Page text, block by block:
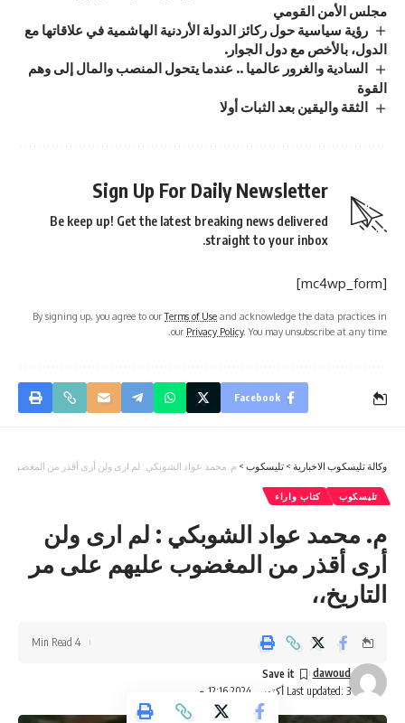
مجلس الأمن القومي
رؤية سياسية حول ركائز الدولة الأردنية الهاشمية في علاقاتها مع
الدول، بالأخص مع دول الجوار.
السادية والغرور عالميا .. عندما يتحول المنصب والمال إلى وهم
القوة
الثقة واليقين بعد الثبات أولا
Sign Up For Daily Newsletter
Be keep up! Get the latest breaking news delivered
straight to your inbox.
[mc4wp_form]
By signing up, you agree to ourTerms of Use and acknowledge the data practices in
our Privacy Policy. You may unsubscribe at any time.
Facebook
وكالة تليسكوب الاخبارية > تليسكوب > م. محمد عواد الشوبكي : لم ارى ولن أرى أقذر من المغضوب
تليسكوب كتاب واراء
م. محمد عواد الشوبكي : لم ارى ولن
أرى أقذر من المغضوب عليهم على مر
التاريخ،،
Last updated: 3 أكتوبر، 2024 12:16 ص
dawoud
4 Min Read